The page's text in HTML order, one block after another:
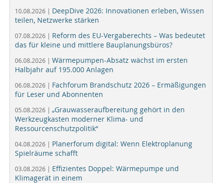
10.08.2026 | DeepDive 2026: Innovationen erleben, Wissen
teilen, Netzwerke stärken
07.08.2026 | Reform des EU-Vergaberechts – Was bedeutet
das für kleine und mittlere Bauplanungsbüros?
06.08.2026 | Wärmepumpen-Absatz wächst im ersten
Halbjahr auf 195.000 Anlagen
06.08.2026 | Fachforum Brandschutz 2026 – Ermäßigungen
für Leser und Abonnenten
05.08.2026 | „Grauwasseraufbereitung gehört in den
Werkzeugkasten moderner Klima- und
Ressourcenschutzpolitik“
04.08.2026 | Planerforum digital: Wenn Elektroplanung
Spielräume schafft
03.08.2026 | Effizientes Doppel: Wärmepumpe und
Klimagerät in einem